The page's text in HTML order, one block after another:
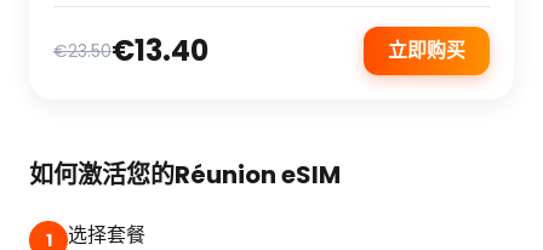
€23.50€13.40 立即购买
如何激活您的Réunion eSIM
1 选择套餐